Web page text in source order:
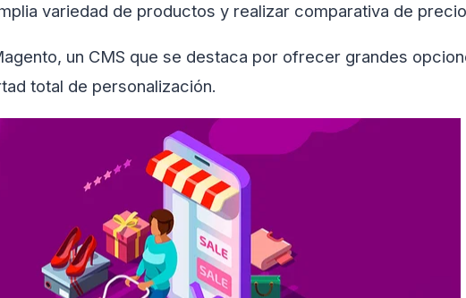
variedad de productos y realizar comparativa de
un CMS que se destaca por ofrecer grandes
total de personalización.